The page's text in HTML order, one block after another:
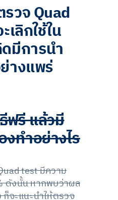
วจ Quad
ลิกใช้ใน
มีการนำ
างแพร่
ฟรี แล้วมี
ทำอย่างไร
test มีความ
ดังนั้น หากพบว่าผล
จะแนะนำให้ตรวจ